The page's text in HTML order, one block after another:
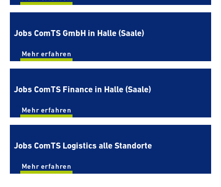
Jobs ComTS GmbH in Halle (Saale)
Mehr erfahren
Jobs ComTS Finance in Halle (Saale)
Mehr erfahren
Jobs ComTS Logistics alle Standorte
Mehr erfahren